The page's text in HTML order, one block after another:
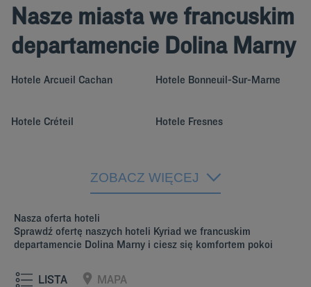
Nasze miasta we francuskim
departamencie Dolina Marny
Hotele Arcueil Cachan Hotele Bonneuil-Sur-Marne
Hotele Créteil Hotele Fresnes
ZOBACZ WIĘCEJ
Nasza oferta hoteli
Sprawdź ofertę naszych hoteli Kyriad we francuskim
departamencie Dolina Marny i ciesz się komfortem pokoi
LISTA MAPA